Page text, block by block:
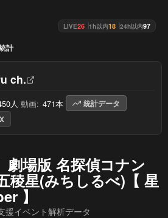
LIVE26 1h以内18 24h以内97
計
ch.
人 動画: 471本
統計データ
劇場版 名探偵コナン
稜星(みちしるべ)【 星
】
援イベント解析データ